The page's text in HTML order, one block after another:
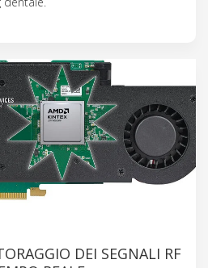
DEI SEGNALI RF